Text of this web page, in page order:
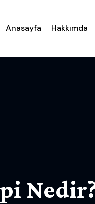
Anasayfa Hakkımda